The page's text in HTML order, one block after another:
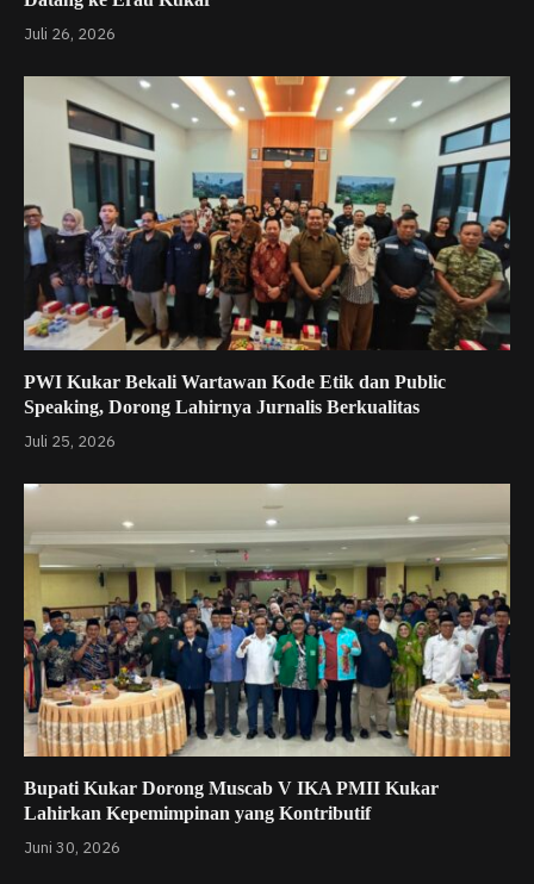
Juli 26, 2026
PWI Kukar Bekali Wartawan Kode Etik dan Public
Speaking, Dorong Lahirnya Jurnalis Berkualitas
Juli 25, 2026
Bupati Kukar Dorong Muscab V IKA PMII Kukar
Lahirkan Kepemimpinan yang Kontributif
Juni 30, 2026